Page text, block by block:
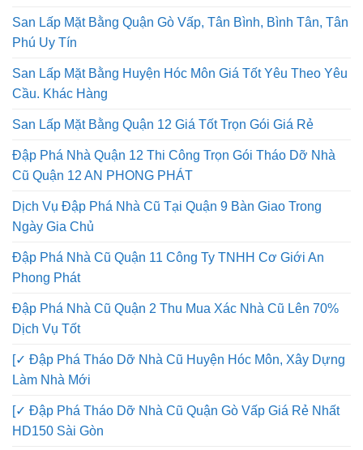
San Lấp Mặt Bằng Quận Gò Vấp, Tân Bình, Bình Tân, Tân
Phú Uy Tín
San Lấp Mặt Bằng Huyện Hóc Môn Giá Tốt Yêu Theo Yêu
Cầu. Khác Hàng
San Lấp Mặt Bằng Quận 12 Giá Tốt Trọn Gói Giá Rẻ
Đập Phá Nhà Quận 12 Thi Công Trọn Gói Tháo Dỡ Nhà
Cũ Quận 12 AN PHONG PHÁT
Dịch Vụ Đập Phá Nhà Cũ Tại Quận 9 Bàn Giao Trong
Ngày Gia Chủ
Đập Phá Nhà Cũ Quận 11 Công Ty TNHH Cơ Giới An
Phong Phát
Đập Phá Nhà Cũ Quận 2 Thu Mua Xác Nhà Cũ Lên 70%
Dịch Vụ Tốt
[✓ Đập Phá Tháo Dỡ Nhà Cũ Huyện Hóc Môn, Xây Dựng
Làm Nhà Mới
[✓ Đập Phá Tháo Dỡ Nhà Cũ Quận Gò Vấp Giá Rẻ Nhất
HD150 Sài Gòn